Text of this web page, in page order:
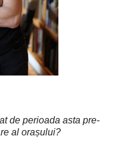
de perioada asta pre-
al orașului?